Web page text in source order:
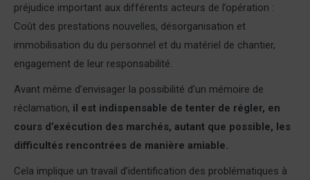
préjudice important aux différents acteurs de l’opération :
Coût des prestations nouvelles, désorganisation et
immobilisation du du personnel et du matériel de chantier,
engagement de leur responsabilité.
Avant même d’envisager la possibilité d’un mémoire de
réclamation, il est indispensable de tenter de régler, en
cours d’exécution des marchés, autant que possible, les
difficultés rencontrées de manière amiable.
Cela implique un travail d’identification des problématiques à